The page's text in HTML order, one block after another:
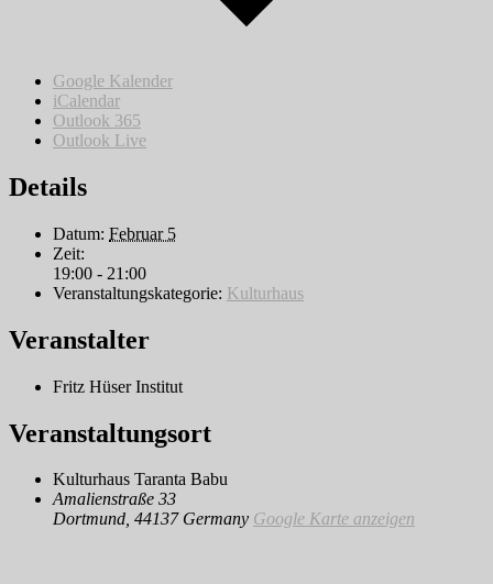
Google Kalender
iCalendar
Outlook 365
Outlook Live
Details
Datum: Februar 5
Zeit:
19:00 - 21:00
Veranstaltungskategorie: Kulturhaus
Veranstalter
Fritz Hüser Institut
Veranstaltungsort
Kulturhaus Taranta Babu
Amalienstraße 33
Dortmund, 44137 Germany Google Karte anzeigen